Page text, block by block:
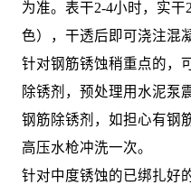
为准。表干2-4小时，实
色），干透后即可浇注混
针对钢筋锈蚀稍重点的，
除锈剂，预处理用水泥
钢筋除锈剂，如担心有钢
高压水枪冲洗一次。
针对中度锈蚀的已绑扎好